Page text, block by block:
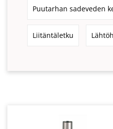
Puutarhan sadeveden
Liitäntäletku